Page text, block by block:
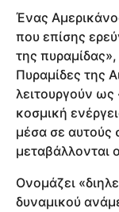
Ένας
που επίσης
της
Πυραμίδες της
λειτουργούν
κοσμική
μέσα σε
μεταβάλλονται
Ονομάζει
δυναμικού